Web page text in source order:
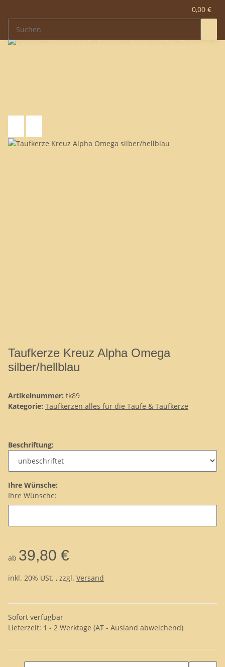
0,00 €
Taufkerze Kreuz Alpha Omega
silber/hellblau
Artikelnummer: tk89
Kategorie: Taufkerzen alles für die Taufe & Taufkerze
Beschriftung:
Ihre Wünsche:
Ihre Wünsche:
ab 39,80 €
inkl. 20% USt. , zzgl. Versand
Sofort verfügbar
Lieferzeit: 1 - 2 Werktage (AT - Ausland abweichend)